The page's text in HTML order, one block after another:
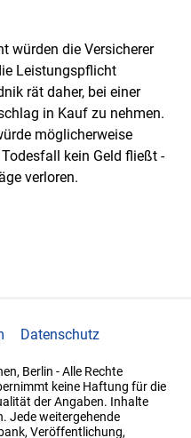
würden die Versicherer
Leistungspflicht
rät daher, bei einer
in Kauf zu nehmen.
möglicherweise
kein Geld fließt -
verloren.
Datenschutz
Berlin - Alle Rechte
keine Haftung für die
der Angaben. Inhalte
Jede weitergehende
Veröffentlichung,